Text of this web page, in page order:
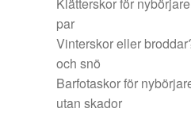
Klätterskor för
par
Vinterskor eller
och snö
Barfotaskor för
utan skador